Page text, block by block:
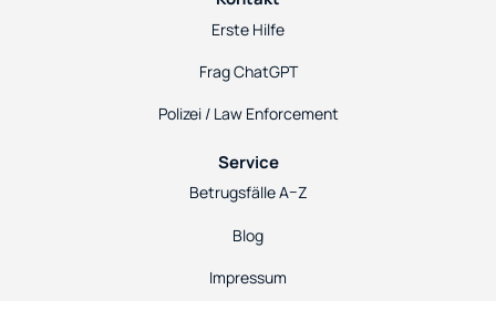
Erste Hilfe
Frag ChatGPT
Polizei / Law Enforcement
Service
Betrugsfälle A–Z
Blog
Impressum